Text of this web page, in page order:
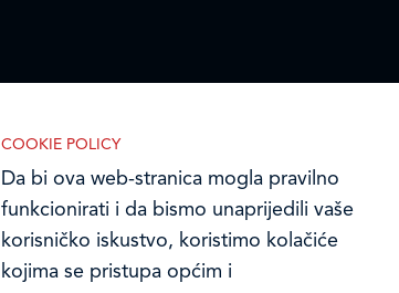
COOKIE POLICY
Da bi ova web-stranica mogla pravilno
funkcionirati i da bismo unaprijedili vaše
korisničko iskustvo, koristimo kolačiće
kojima se pristupa općim i